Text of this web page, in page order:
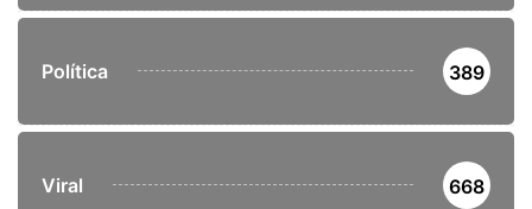
Política 389
Viral 668